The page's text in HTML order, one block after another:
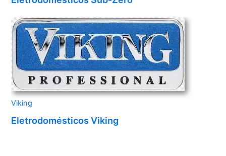
Viking
Eletrodomésticos Viking